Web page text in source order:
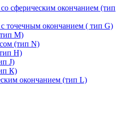
сферическим окончанием (тип
с точечным окончанием ( тип G)
М)
(тип N)
H)
J)
К)
окончанием (тип L)